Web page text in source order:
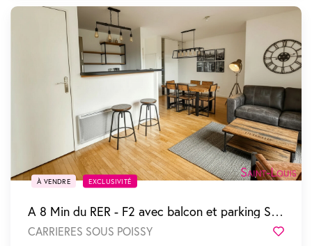
SOUS COMPROMIS
À VENDRE EXCLUSIVITÉ
A 8 Min du RER - F2 avec balcon et parking S/sol
CARRIERES SOUS POISSY